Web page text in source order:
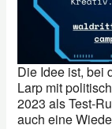
Die Idee ist, bei
Larp mit
2023 als Test-
auch eine